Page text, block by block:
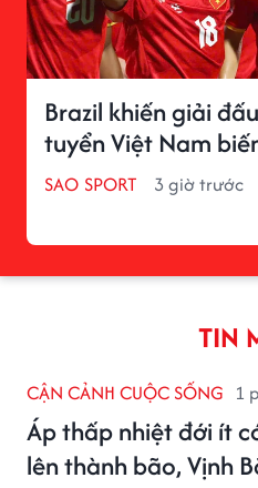
Brazil khiến giải
tuyển Việt Nam
SAO SPORT 3 giờ trước
TIN
CẬN CẢNH CUỘC SỐNG 1
Áp thấp nhiệt đới ít
lên thành bão, Vịnh